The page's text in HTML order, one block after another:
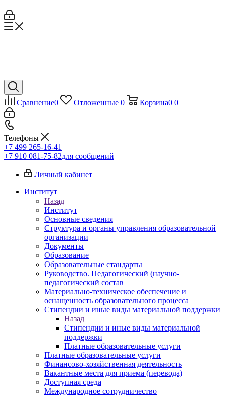
Сравнение0 Отложенные 0 Корзина0 0
Телефоны
+7 499 265-16-41
+7 910 081-75-82для сообщений
Личный кабинет
Институт
Назад
Институт
Основные сведения
Структура и органы управления образовательной
организации
Документы
Образование
Образовательные стандарты
Руководство. Педагогический (научно-
педагогический состав
Материально-техническое обеспечение и
оснащенность образовательного процесса
Стипендии и иные виды материальной поддержки
Назад
Стипендии и иные виды материальной
поддержки
Платные образовательные услуги
Платные образовательные услуги
Финансово-хозяйственная деятельность
Вакантные места для приема (перевода)
Доступная среда
Международное сотрудничество